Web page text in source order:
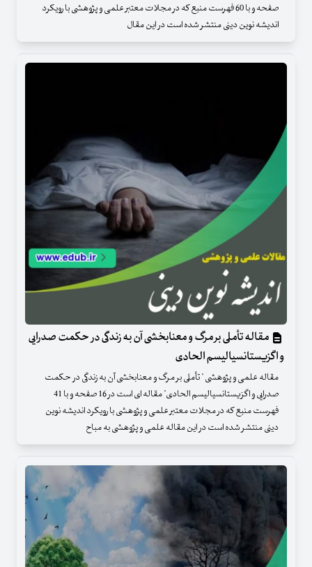
صفحه و با 60 فهرست منبع که در مجلات معتبر علمی و پژوهشی با رویکرد
اندیشه نوین دینی منتشر شده است در این مقال
مقاله تأملی بر مرگ و معنابخشی آن به زندگی در حکمت صدرایی
و اگزیستانسیالیسم الحادی
مقاله علمی و پژوهشی " تأملی بر مرگ و معنابخشی آن به زندگی در حکمت
صدرایی و اگزیستانسیالیسم الحادی" مقاله ای است در 16 صفحه و با 41
فهرست منبع که در مجلات معتبر علمی و پژوهشی با رویکرد اندیشه نوین
دینی منتشر شده است در این مقاله علمی و پژوهشی به مباح